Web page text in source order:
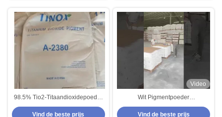
98.5% Tio2-Titaandioxidepoeder
voor Rubber de Industrieweg die
Verven merken
Vind de beste prijs
Video
Wit Pigmentpoeder
Titaniumdioxide Anatase Tinox A-
2380 Voor Rubber En Papier
Vind de beste prijs